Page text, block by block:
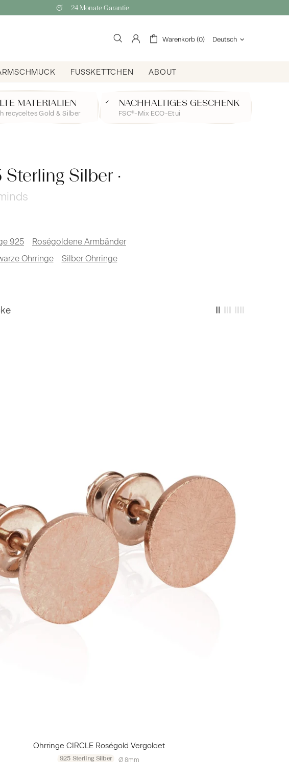
24 Monate Garantie
Warenkorb (0) Deutsch
FUSSKETTCHEN ABOUT
MATERIALIEN
recyceltes Gold & Silber
NACHHALTIGES GESCHENK
FSC®-Mix ECO-Etui
Silber ·
925
Roségoldene Armbänder
Ohrringe
Silber Ohrringe
Ohrringe CIRCLE Roségold Vergoldet
925 Sterling Silber Ø 8mm